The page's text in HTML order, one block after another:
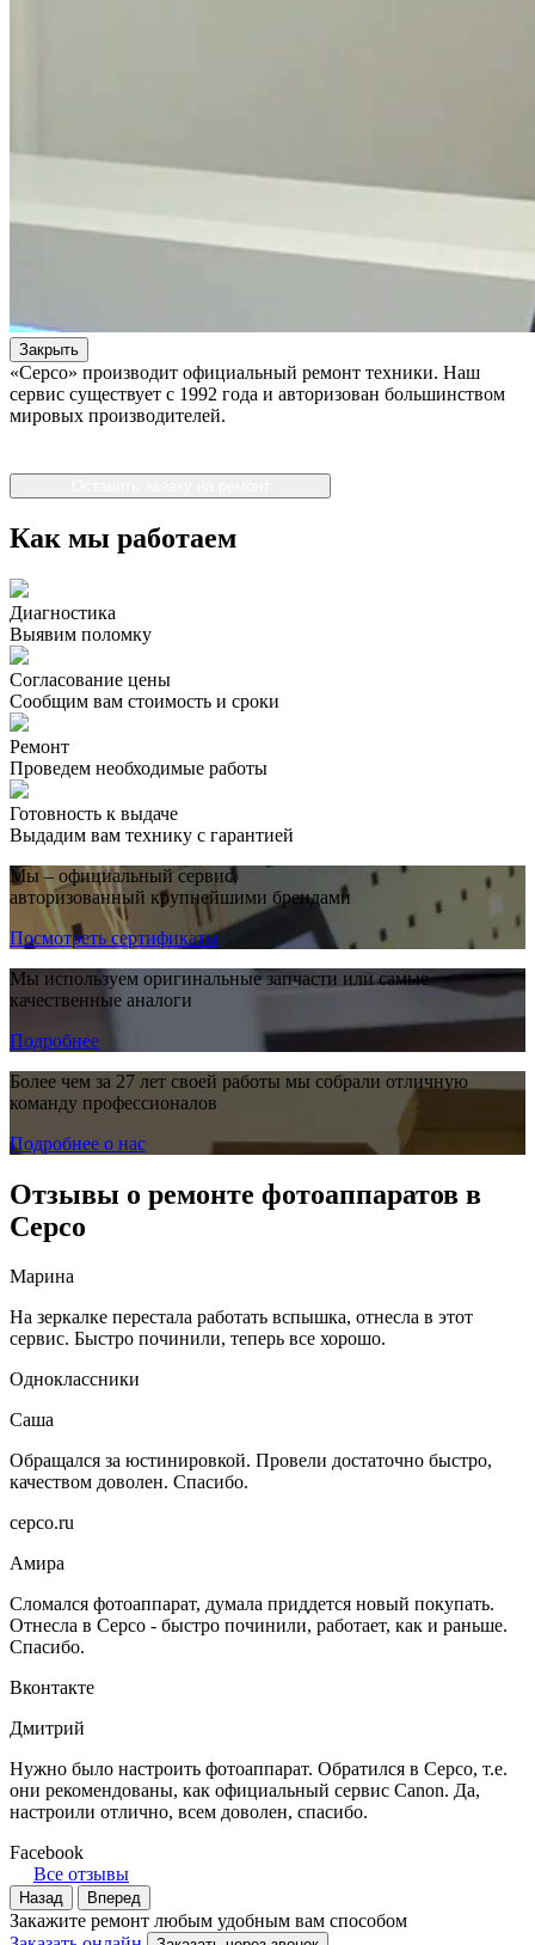
Закрыть
«Серсо» производит официальный ремонт техники. Наш
сервис существует с 1992 года и авторизован большинством
мировых производителей.
Как мы работаем
Диагностика
Выявим поломку
Согласование цены
Сообщим вам стоимость и сроки
Ремонт
Проведем необходимые работы
Готовность к выдаче
Выдадим вам технику с гарантией
Мы – официальный сервис,
авторизованный крупнейшими брендами
Посмотреть сертификаты
Мы используем оригинальные запчасти или самые
качественные аналоги
Подробнее
Более чем за 27 лет своей работы мы собрали отличную
команду профессионалов
Подробнее о нас
Отзывы о ремонте фотоаппаратов в
Серсо
Марина
На зеркалке перестала работать вспышка, отнесла в этот
сервис. Быстро починили, теперь все хорошо.
Одноклассники
Саша
Обращался за юстинировкой. Провели достаточно быстро,
качеством доволен. Спасибо.
серсо.ru
Амира
Сломался фотоаппарат, думала приддется новый покупать.
Отнесла в Серсо - быстро починили, работает, как и раньше.
Спасибо.
Вконтакте
Дмитрий
Нужно было настроить фотоаппарат. Обратился в Серсо, т.е.
они рекомендованы, как официальный сервис Canon. Да,
настроили отлично, всем доволен, спасибо.
Facebook
Все отзывы
Назад Вперед
Закажите ремонт любым удобным вам способом